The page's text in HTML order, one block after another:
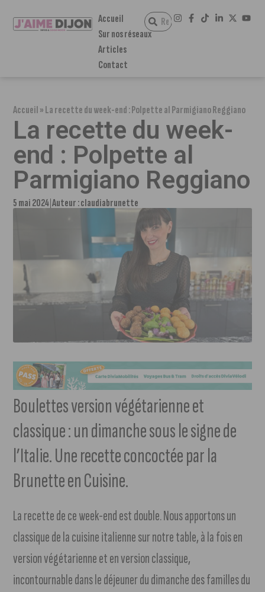
Accueil
Sur nos réseaux
Articles
Contact
Accueil»La recette du week-end : Polpette al Parmigiano Reggiano
La recette du week-
end : Polpette al
Parmigiano Reggiano
5 mai 2024 Auteur :claudiabrunette
Boulettes version végétarienne et
classique : un dimanche sous le signe de
l’Italie. Une recette concoctée par la
Brunette en Cuisine.
La recette de ce week-end est double. Nous apportons un
classique de la cuisine italienne sur notre table, à la fois en
version végétarienne et en version classique,
incontournable dans le déjeuner du dimanche des familles du